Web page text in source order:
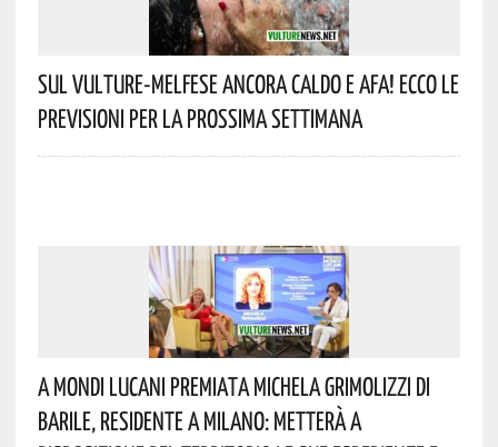
Sul Vulture-Melfese Ancora Caldo E Afa! Ecco Le
Previsioni Per La Prossima Settimana
A Mondi Lucani Premiata Michela Grimolizzi Di
Barile, Residente A Milano: Metterà A